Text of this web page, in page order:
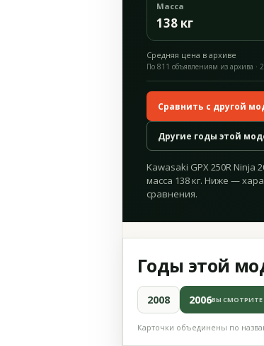
Масса
138 кг
Средняя цена в архиве
По 811 объявлениям из архива ·
Сравнить с другой
Другие годы этой
Kawasaki GPX 250R Ninja
масса 138 кг. Ниже —
сравнения.
Годы этой
2008 2006ВЫ СМОТРИТЕ
Карточки объединены по